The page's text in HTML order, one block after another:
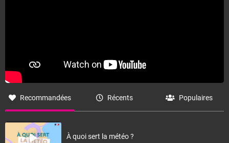
Recommandées Récents Populaires
À quoi sert la météo ?